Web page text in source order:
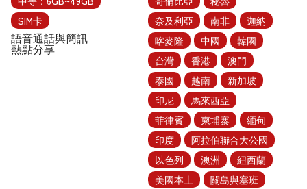
SIM卡
語音通話與簡訊
熱點分享
奈及利亞
南非
迦納
喀麥隆
中國
韓國
台灣
香港
澳門
泰國
越南
新加坡
印尼
馬來西亞
菲律賓
柬埔寨
緬甸
印度
阿拉伯聯合大公國
以色列
澳洲
紐西蘭
美國本土
關島與塞班